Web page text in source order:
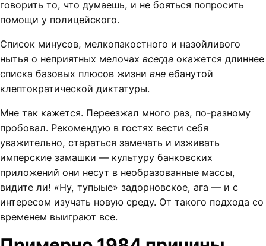
говорить то, что думаешь, и не бояться попросить
помощи у полицейского.
Список минусов, мелкопакостного и назойливого
нытья о неприятных мелочах всегда окажется длиннее
списка базовых плюсов жизни вне ебанутой
клептократической диктатуры.
Мне так кажется. Переезжал много раз, по-разному
пробовал. Рекомендую в гостях вести себя
уважительно, стараться замечать и изживать
имперские замашки — культуру банковских
приложений они несут в необразованные массы,
видите ли! «Ну, тупыые» задорновское, ага — и с
интересом изучать новую среду. От такого подхода со
временем выиграют все.